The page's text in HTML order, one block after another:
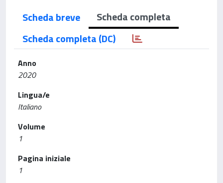
Scheda breve
Scheda completa
Scheda completa (DC)
Anno
2020
Lingua/e
Italiano
Volume
1
Pagina iniziale
1